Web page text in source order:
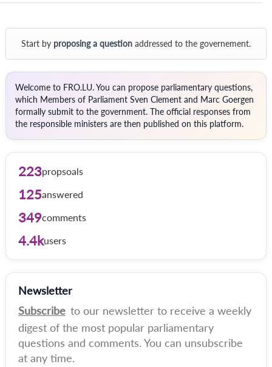
Start by proposing a question addressed to the governement.
Welcome to FRO.LU. You can propose parliamentary questions,
which Members of Parliament Sven Clement and Marc Goergen
formally submit to the government. The official responses from
the responsible ministers are then published on this platform.
223propsoals
125answered
349comments
4.4kusers
Newsletter
Subscribe to our newsletter to receive a weekly
digest of the most popular parliamentary
questions and comments. You can unsubscribe
at any time.